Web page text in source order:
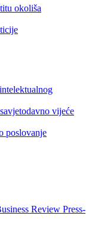
okoliša
vijeće
poslovanje
Review Press-